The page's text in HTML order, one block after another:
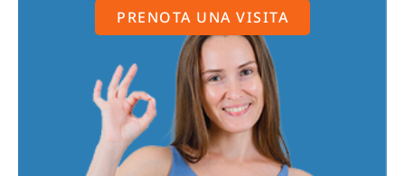
PRENOTA UNA VISITA